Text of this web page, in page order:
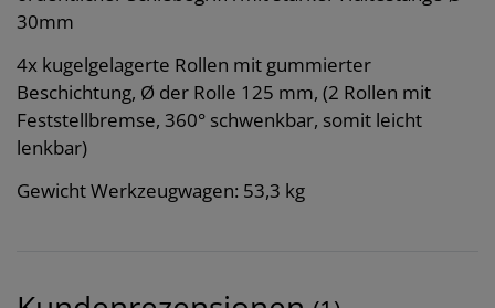
30mm
4x kugelgelagerte Rollen mit gummierter
Beschichtung, Ø der Rolle 125 mm, (2 Rollen mit
Feststellbremse, 360° schwenkbar, somit leicht
lenkbar)
Gewicht Werkzeugwagen: 53,3 kg